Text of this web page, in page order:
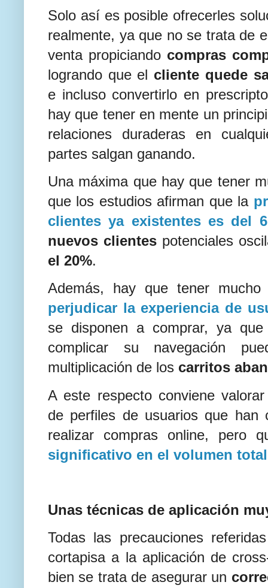
Solo así es posible ofrecerles
realmente, ya que no se trata de
venta propiciando compras
logrando que el cliente quede
e incluso convertirlo en
hay que tener en mente un
relaciones duraderas en
partes salgan ganando.
Una máxima que hay que tener
que los estudios afirman que la
clientes ya existentes es del
nuevos clientes potenciales
el 20%.
Además, hay que tener
perjudicar la experiencia de
se disponen a comprar, ya
complicar su navegación
multiplicación de los carritos
A este respecto conviene
de perfiles de usuarios que han
realizar compras online, pero
significativo en el volumen
Unas técnicas de aplicación
Todas las precauciones
cortapisa a la aplicación de
bien se trata de asegurar un